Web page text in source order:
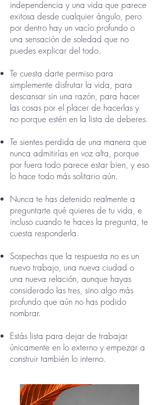
independencia y una vida que parece
exitosa desde cualquier ángulo, pero
por dentro hay un vacío profundo o
una sensación de soledad que no
puedes explicar del todo.
Te cuesta darte permiso para
simplemente disfrutar la vida, para
descansar sin una razón, para hacer
las cosas por el placer de hacerlas y
no porque estén en la lista de deberes.
Te sientes perdida de una manera que
nunca admitirías en voz alta, porque
por fuera todo parece estar bien, y eso
lo hace todo más solitario aún.
Nunca te has detenido realmente a
preguntarte qué quieres de tu vida, e
incluso cuando te haces la pregunta, te
cuesta responderla.
Sospechas que la respuesta no es un
nuevo trabajo, una nueva ciudad o
una nueva relación, aunque hayas
considerado las tres, sino algo más
profundo que aún no has podido
nombrar.
Estás lista para dejar de trabajar
únicamente en lo externo y empezar a
construir también lo interno.